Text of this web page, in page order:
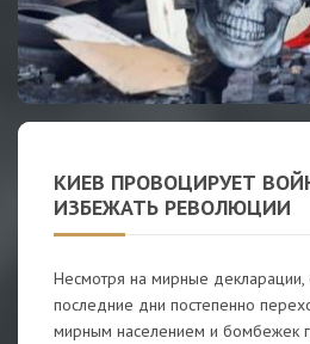
КИЕВ ПРОВОЦИРУЕТ
ИЗБЕЖАТЬ РЕВОЛЮЦИИ
Несмотря на мирные
последние дни постепенно
мирным населением и бомбежек